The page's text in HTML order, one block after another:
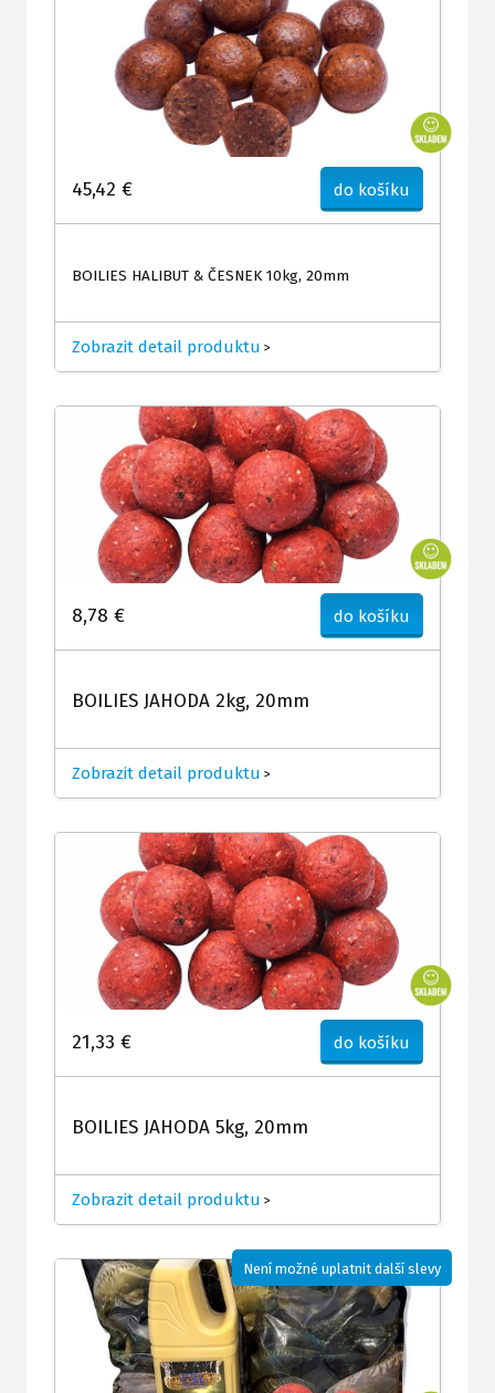
45,42 € do košíku
BOILIES HALIBUT & ČESNEK 10kg, 20mm
Zobrazit detail produktu >
8,78 € do košíku
BOILIES JAHODA 2kg, 20mm
Zobrazit detail produktu >
21,33 € do košíku
BOILIES JAHODA 5kg, 20mm
Zobrazit detail produktu >
Není možné uplatnit další slevy